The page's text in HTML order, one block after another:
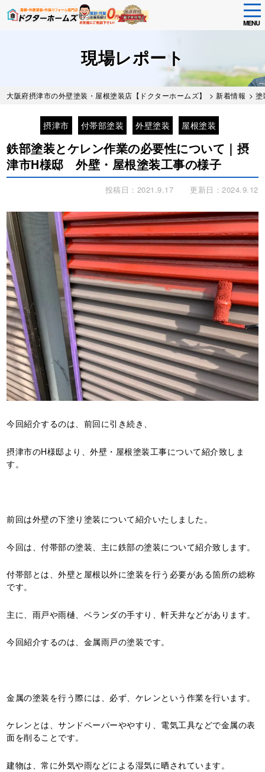
MENU
現場レポート
大阪府摂津市の外壁塗装・屋根塗装店【ドクターホームズ】 >新着情報 > 塗
摂津市 付帯部塗装 外壁塗装 屋根塗装
鉄部塗装とケレン作業の必要性について｜摂
津市H様邸 外壁・屋根塗装工事の様子
投稿日：2021.9.17 更新日：2024.9.12
今回紹介するのは、前回に引き続き、
摂津市のH様邸より、外壁・屋根塗装工事について紹介致しま
す。
前回は外壁の下塗り塗装について紹介いたしました。
今回は、付帯部の塗装、主に鉄部の塗装について紹介致します。
付帯部とは、外壁と屋根以外に塗装を行う必要がある箇所の総称
です。
主に、雨戸や雨樋、ベランダの手すり、軒天井などがあります。
今回紹介するのは、金属雨戸の塗装です。
金属の塗装を行う際には、必ず、ケレンという作業を行います。
ケレンとは、サンドペーパーややすり、電気工具などで金属の表
面を削ることです。
建物は、常に外気や雨などによる湿気に晒されています。